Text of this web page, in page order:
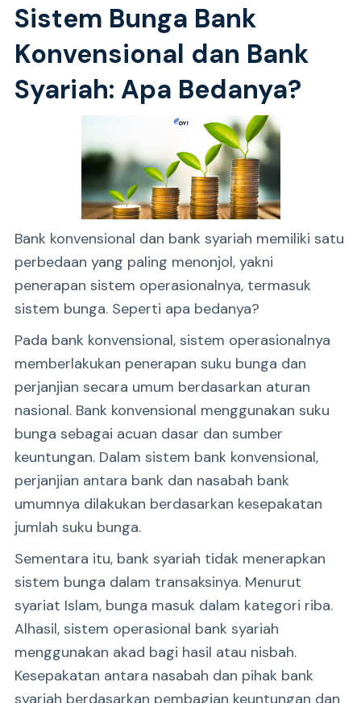
Sistem Bunga Bank
Konvensional dan Bank
Syariah: Apa Bedanya?
Bank konvensional dan bank syariah memiliki satu
perbedaan yang paling menonjol, yakni
penerapan sistem operasionalnya, termasuk
sistem bunga. Seperti apa bedanya?
Pada bank konvensional, sistem operasionalnya
memberlakukan penerapan suku bunga dan
perjanjian secara umum berdasarkan aturan
nasional. Bank konvensional menggunakan suku
bunga sebagai acuan dasar dan sumber
keuntungan. Dalam sistem bank konvensional,
perjanjian antara bank dan nasabah bank
umumnya dilakukan berdasarkan kesepakatan
jumlah suku bunga.
Sementara itu, bank syariah tidak menerapkan
sistem bunga dalam transaksinya. Menurut
syariat Islam, bunga masuk dalam kategori riba.
Alhasil, sistem operasional bank syariah
menggunakan akad bagi hasil atau nisbah.
Kesepakatan antara nasabah dan pihak bank
syariah berdasarkan pembagian keuntungan dan